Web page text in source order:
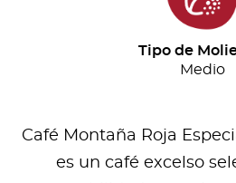
Tipo de
Medio
Café Montaña Roja
es un café excelso